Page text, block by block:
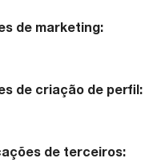
de marketing:
de criação de perfil:
de terceiros: